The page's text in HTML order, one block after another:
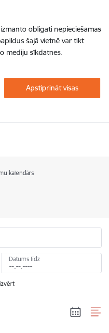
obligāti nepieciešamās
šajā vietnē var tikt
mediju sīkdatnes.
Apstiprināt visas
kalendārs
Datums līdz